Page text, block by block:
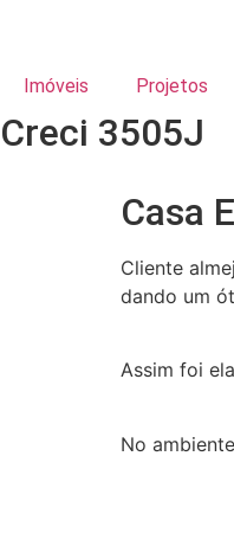
Imóveis Projetos
Creci 3505J
Casa
Cliente
dando um
Assim foi
No